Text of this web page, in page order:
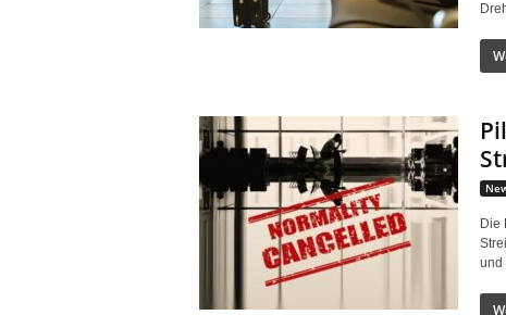
Die
und